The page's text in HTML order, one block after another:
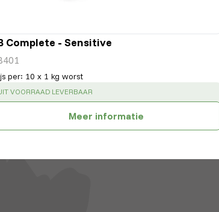
Complete - Sensitive
per: 10 x 1 kg worst
:
VOORRAAD LEVERBAAR
Meer informatie